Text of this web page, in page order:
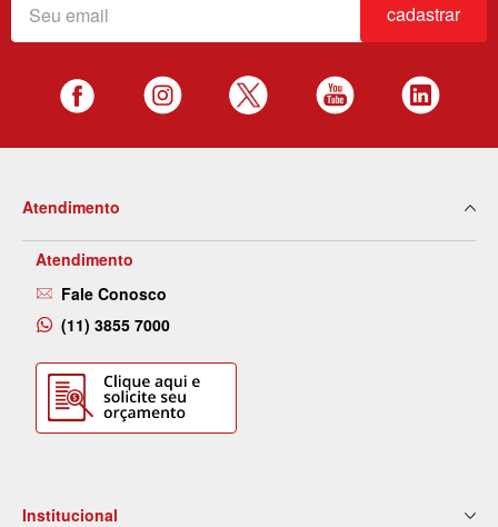
cadastrar
Atendimento
Atendimento
Fale Conosco
(11) 3855 7000
Institucional